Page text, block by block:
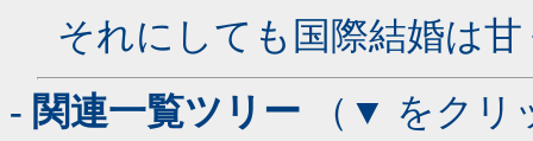
それにしても国際結婚は
- 関連一覧ツリー （▼ をクリ